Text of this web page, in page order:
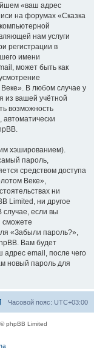
«ваш адрес
на форумах «Сказка
нам услуги
регистрации в
имени
может быть как
В любом случае у
из вашей учётной
возможность
автоматически
хэшированием).
пароль,
средством доступа
Веке»,
ни
Limited, ни другое
если вы
сможете
«Забыли пароль?»,
Вам будет
email, после чего
новый пароль для
Часовой пояс: UTC+03:00
phpBB Limited